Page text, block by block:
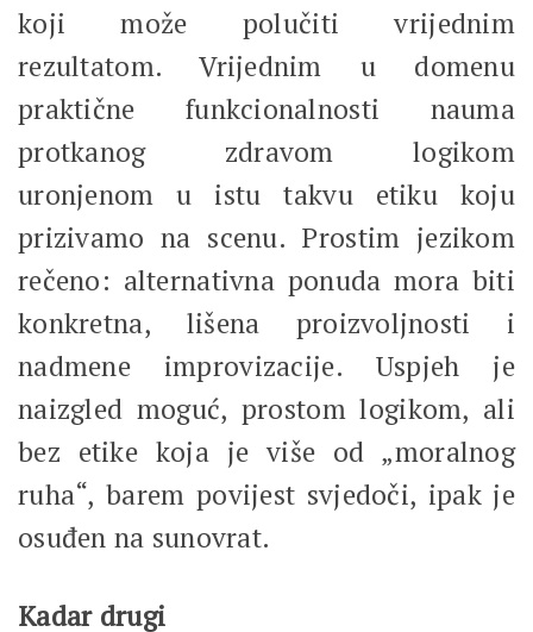
koji može polučiti vrijednim
rezultatom. Vrijednim u domenu
praktične funkcionalnosti nauma
protkanog zdravom logikom
uronjenom u istu takvu etiku koju
prizivamo na scenu. Prostim jezikom
rečeno: alternativna ponuda mora biti
konkretna, lišena proizvoljnosti i
nadmene improvizacije. Uspjeh je
naizgled moguć, prostom logikom, ali
bez etike koja je više od „moralnog
ruha“, barem povijest svjedoči, ipak je
osuđen na sunovrat.
Kadar drugi